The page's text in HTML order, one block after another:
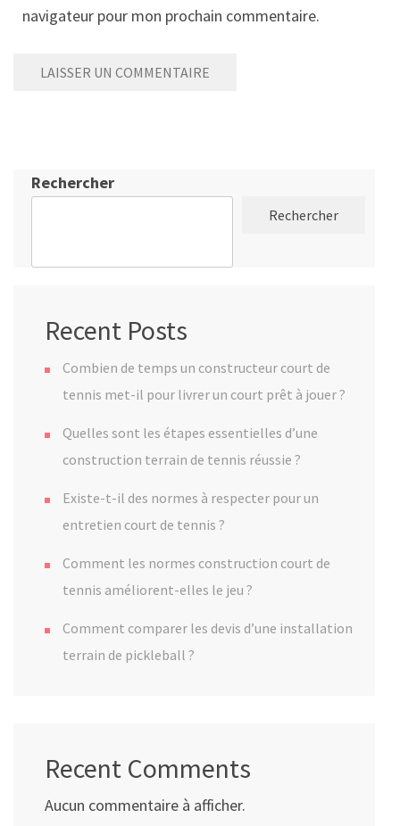
navigateur pour mon prochain commentaire.
Rechercher
Rechercher
Recent Posts
Combien de temps un constructeur court de
tennis met-il pour livrer un court prêt à jouer ?
Quelles sont les étapes essentielles d’une
construction terrain de tennis réussie ?
Existe-t-il des normes à respecter pour un
entretien court de tennis ?
Comment les normes construction court de
tennis améliorent-elles le jeu ?
Comment comparer les devis d’une installation
terrain de pickleball ?
Recent Comments
Aucun commentaire à afficher.